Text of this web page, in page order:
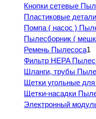
Кнопки сетевые
Пластиковые
Помпа ( насос )
Пылесборник (
Ремень Пылесоса1
Фильтр HEPA
Шланги, трубы
Щетки угольные
Щетки-насадки
Электронный